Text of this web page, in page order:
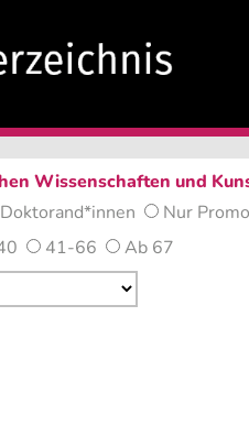
Wissenschaften und
Nur
41-66
Ab 67